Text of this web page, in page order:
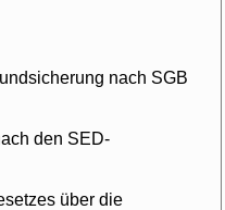
nach SGB
den SED-
über die